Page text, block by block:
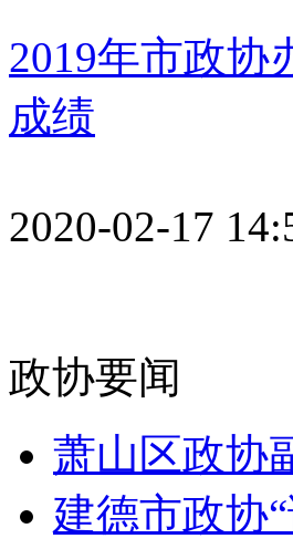
2019年市政协
成绩
2020-02-17
政协要闻
萧山区政协
建德市政协